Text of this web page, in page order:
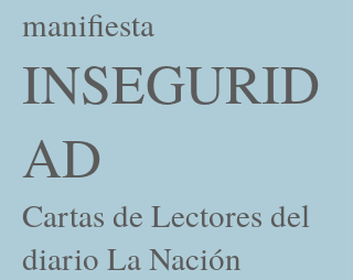
manifiesta
INSEGURID
AD
Cartas de Lectores del
diario La Nación